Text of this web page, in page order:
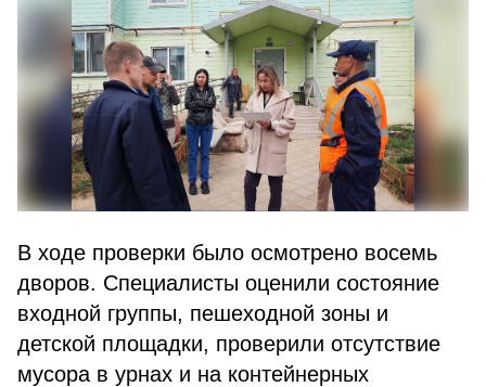
В ходе проверки было осмотрено восемь
дворов. Специалисты оценили состояние
входной группы, пешеходной зоны и
детской площадки, проверили отсутствие
мусора в урнах и на контейнерных